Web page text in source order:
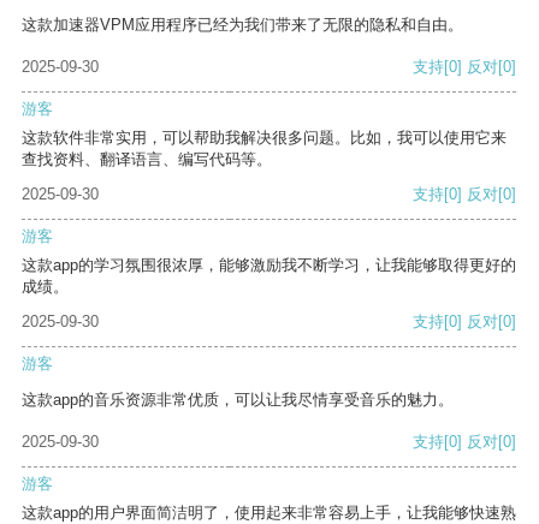
这款加速器VPM应用程序已经为我们带来了无限的隐私和自由。
2025-09-30 支持[0] 反对[0]
游客
这款软件非常实用，可以帮助我解决很多问题。比如，我可以使用它来
查找资料、翻译语言、编写代码等。
2025-09-30
支持[0] 反对[0]
游客
这款app的学习氛围很浓厚，能够激励我不断学习，让我能够取得更好的
成绩。
2025-09-30
支持[0] 反对[0]
游客
这款app的音乐资源非常优质，可以让我尽情享受音乐的魅力。
2025-09-30 支持[0] 反对[0]
游客
这款app的用户界面简洁明了，使用起来非常容易上手，让我能够快速熟